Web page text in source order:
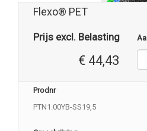
Flexo® PET
Prijs excl. Belasting
€ 44,43
Prodnr
PTN1.00YB-SS19,5